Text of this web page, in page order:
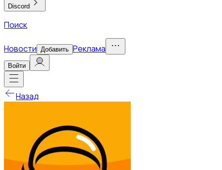
Discord
Поиск
Новости Добавить Реклама
Войти
Назад